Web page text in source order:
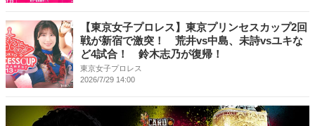
【東京女子プロレス】東京プリンセスカップ2回
戦が新宿で激突！ 荒井vs中島、未詩vsユキな
ど4試合！ 鈴木志乃が復帰！
東京女子プロレス
2026/7/29 14:00